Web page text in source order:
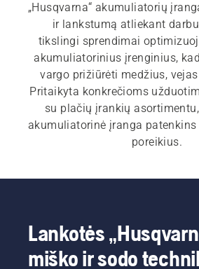
„Husqvarna“ akumuliatorių
ir lankstumą atliekant
tikslingi sprendimai
akumuliatorinius įrenginius,
vargo prižiūrėti medžius,
Pritaikyta konkrečioms
su plačių įrankių asortimentu,
akumuliatorinė įranga
poreikius.
Lankotės
miško ir sodo